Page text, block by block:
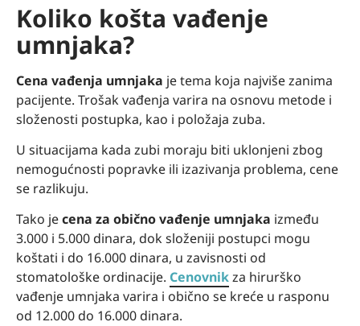
Koliko košta vađenje
umnjaka?
Cena vađenja umnjaka je tema koja najviše zanima
pacijente. Trošak vađenja varira na osnovu metode i
složenosti postupka, kao i položaja zuba.
U situacijama kada zubi moraju biti uklonjeni zbog
nemogućnosti popravke ili izazivanja problema, cene
se razlikuju.
Tako jecena za obično vađenje umnjaka između
3.000 i 5.000 dinara, dok složeniji postupci mogu
koštati i do 16.000 dinara, u zavisnosti od
stomatološke ordinacije. Cenovnikza hirurško
vađenje umnjaka varira i obično se kreće u rasponu
od 12.000 do 16.000 dinara.